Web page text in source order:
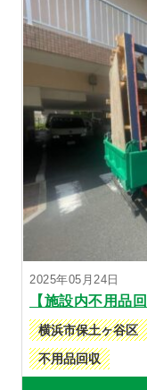
2025年05月24日
【施設内不用品
横浜市保土ヶ谷区
不用品回収